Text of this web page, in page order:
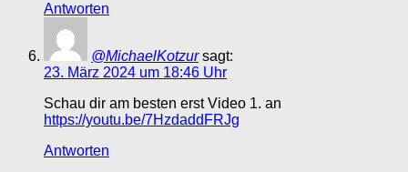
Antworten
@MichaelKotzur sagt:
23. März 2024 um 18:46 Uhr
Schau dir am besten erst Video 1. an
https://youtu.be/7HzdaddFRJg
Antworten